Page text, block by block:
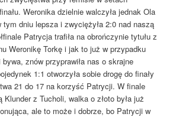
Weronika dzielnie walczyła jednak Ola
tym dniu lepsza i zwyciężyła 2:0 nad naszą
Patrycja trafiła na obrończynie tytułu z
Weronikę Torkę i jak to już w przypadku
znów przyprawiła nas o skrajne
1:1 otworzyła sobie drogę do finały
21 do 17 na korzyść Patrycji. W finale
Klunder z Tucholi, walka o złoto była już
ale to może i dobrze, bo Patrycji w